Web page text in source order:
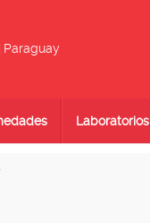
Paraguay
Laboratorios